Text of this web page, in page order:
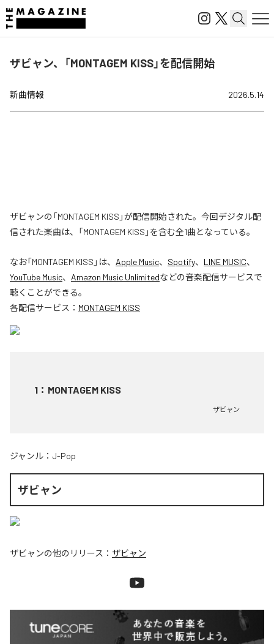
ザビャン、「MONTAGEM KISS」を配信開始
新曲情報 2026.5.14
ザビャンの「MONTAGEM KISS」が配信開始された。今回デジタル配
信された楽曲は、「MONTAGEM KISS」を含む全1曲となっている。
なお「MONTAGEM KISS 」は、 Apple Music、 Spotify、 LINE MUSIC、
YouTube Music、 Amazon Music Unlimitedなどの音楽配信サービスで
聴くことができる。
各配信サービス： MONTAGEM KISS
1 ： MONTAGEM KISS
ザビャン
ジャンル： J-Pop
ザビャン
ザビャンの他のリリース： ザビャン